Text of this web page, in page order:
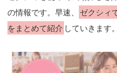
の情報です。早速、
ゼクシィ
をまとめて紹介 していきます。